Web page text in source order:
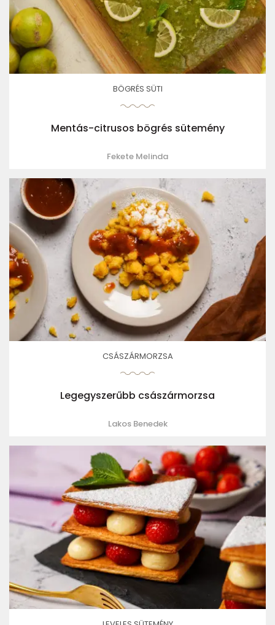
BÖGRÉS SÜTI
Mentás-citrusos bögrés sütemény
Fekete Melinda
CSÁSZÁRMORZSA
Legegyszerűbb császármorzsa
Lakos Benedek